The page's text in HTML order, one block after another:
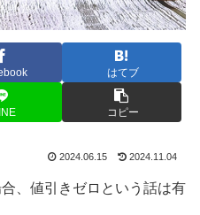
はてブ
コピー
2024.06.15 2024.11.04
、値引きゼロという話は有